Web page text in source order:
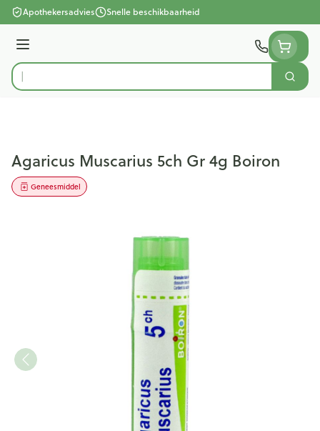
Ga naar de inhoud
Apothekersadvies Snelle beschikbaarheid
Menu
Product, merk, categorie...
Zoek
Agaricus Muscarius 5ch Gr 4g Boiron
Geneesmiddel